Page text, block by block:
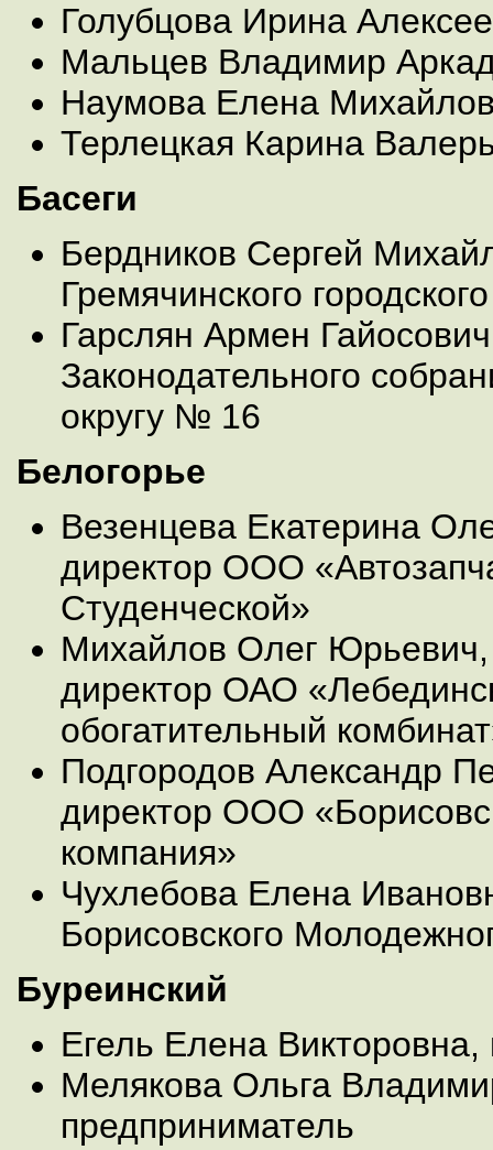
Голубцова Ирина
Мальцев Владимир
Наумова Елена
Терлецкая Карина
Басеги
Бердников Сергей
Гремячинского
Гарслян Армен
Законодательного
округу № 16
Белогорье
Везенцева Екатерина
директор ООО
Студенческой»
Михайлов Олег
директор ОАО
обогатительный
Подгородов Александр
директор ООО
компания»
Чухлебова Елена
Борисовского
Буреинский
Егель Елена
Мелякова Ольга
предприниматель